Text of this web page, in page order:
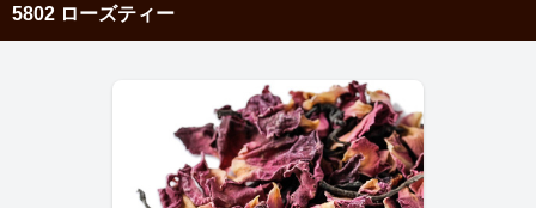
5802 ローズティー